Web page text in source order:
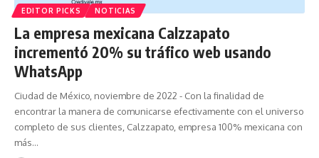
EDITOR PICKS NOTICIAS
La empresa mexicana Calzzapato
incrementó 20% su tráfico web usando
WhatsApp
Ciudad de México, noviembre de 2022 - Con la finalidad de
encontrar la manera de comunicarse efectivamente con el universo
completo de sus clientes, Calzzapato, empresa 100% mexicana con
más…